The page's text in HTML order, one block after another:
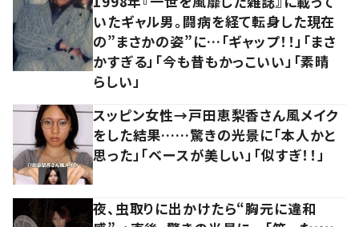
いたギャル男。闘病を経て転身した現在
の”まさかの姿”に…「ギャップ！！」「まさ
かすぎる」「今も昔もかっこいい」「素晴
らしい」
スッピン女性→戸田恵梨香さん風メイク
をした結果……驚きの光景に「本人かと
思った」「ベースが美しい」「似すぎ！！」
夜、虫取りに出かけたら“胸元に違和